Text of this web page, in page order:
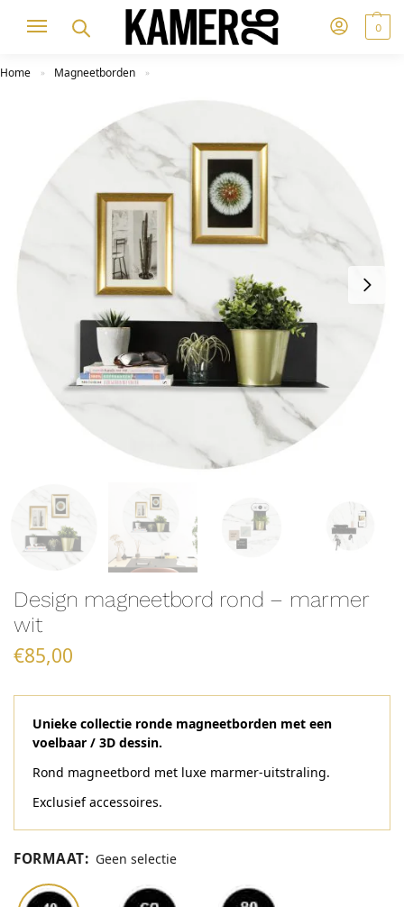
0
Home » Magneetborden »
Design magneetbord rond – marmer
wit
€85,00
Unieke collectie ronde magneetborden met een
voelbaar / 3D dessin.
Rond magneetbord met luxe marmer-uitstraling.
Exclusief accessoires.
FORMAAT: Geen selectie